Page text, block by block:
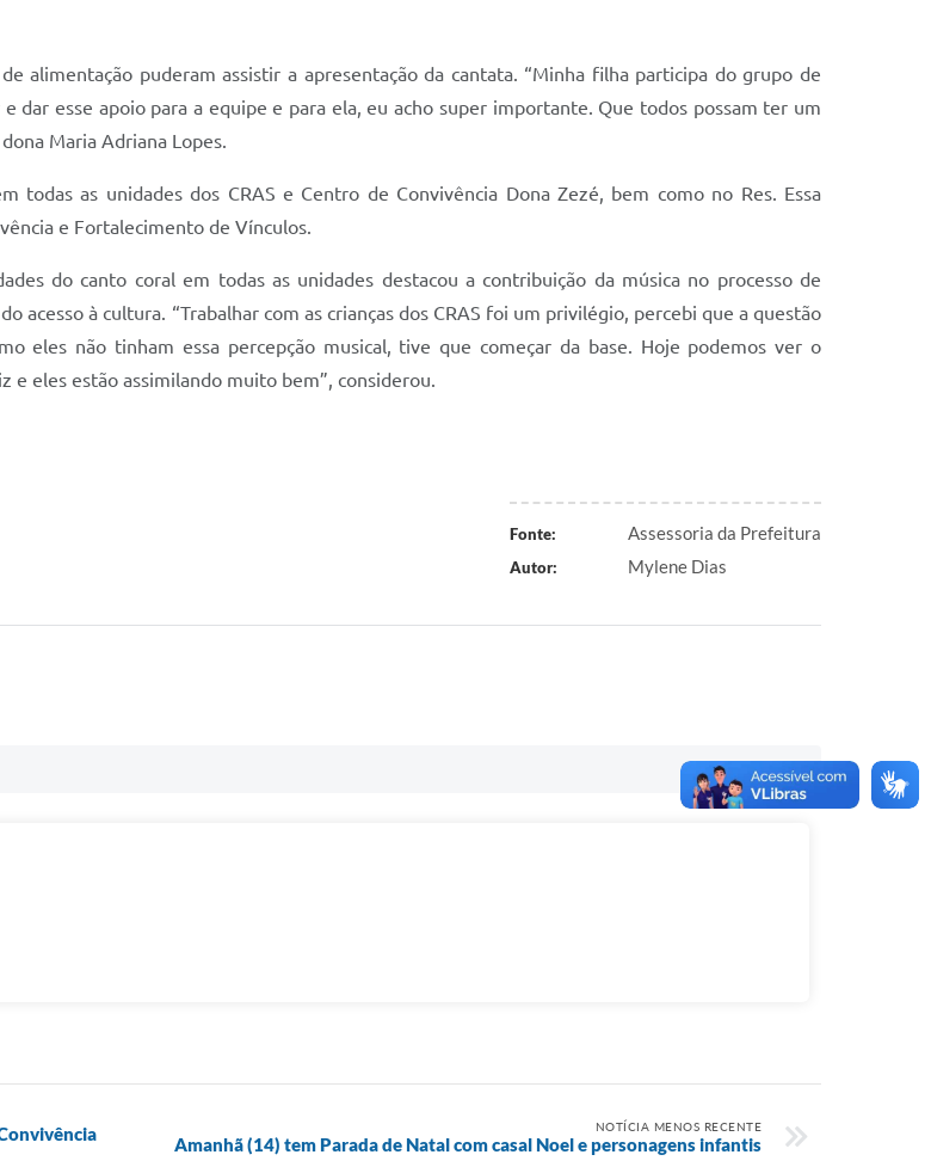
alimentação puderam assistir a apresentação da cantata. “Minha filha participa do grupo de
dar esse apoio para a equipe e para ela, eu acho super importante. Que todos possam ter um
Maria Adriana Lopes.
todas as unidades dos CRAS e Centro de Convivência Dona Zezé, bem como no Res. Essa
e Fortalecimento de Vínculos.
do canto coral em todas as unidades destacou a contribuição da música no processo de
acesso à cultura. “Trabalhar com as crianças dos CRAS foi um privilégio, percebi que a questão
eles não tinham essa percepção musical, tive que começar da base. Hoje podemos ver o
eles estão assimilando muito bem”, considerou.
Fonte: Assessoria da Prefeitura
Autor: Mylene Dias
NOTÍCIA MENOS RECENTE
Amanhã (14) tem Parada de Natal com casal Noel e personagens infantis